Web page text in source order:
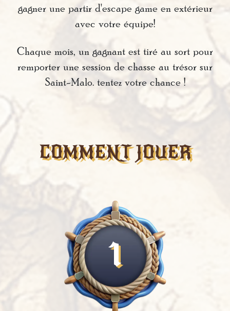
gagner une partir d'escape game en extérieur
avec votre équipe!
Chaque mois, un gagnant est tiré au sort pour
remporter une session de chasse au trésor sur
Saint-Malo. tentez votre chance !
COMMENT JOUER
1